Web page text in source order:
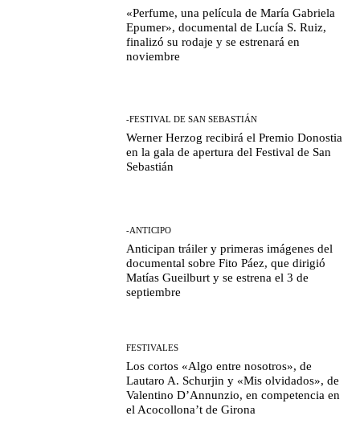
«Perfume, una película de María Gabriela
Epumer», documental de Lucía S. Ruiz,
finalizó su rodaje y se estrenará en
noviembre
-FESTIVAL DE SAN SEBASTIÁN
Werner Herzog recibirá el Premio Donostia
en la gala de apertura del Festival de San
Sebastián
-ANTICIPO
Anticipan tráiler y primeras imágenes del
documental sobre Fito Páez, que dirigió
Matías Gueilburt y se estrena el 3 de
septiembre
FESTIVALES
Los cortos «Algo entre nosotros», de
Lautaro A. Schurjin y «Mis olvidados», de
Valentino D’Annunzio, en competencia en
el Acocollona’t de Girona